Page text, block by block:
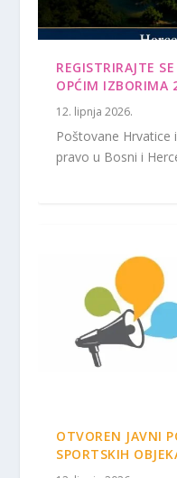
REGISTRIRAJTE
OPĆIM IZBORIMA
12. lipnja 2026.
Poštovane Hrvatice
pravo u Bosni i
OTVOREN JAVNI
SPORTSKIH